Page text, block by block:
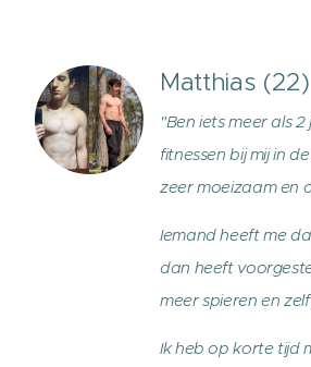
Matthias (22)
"Ben iets meer als
fitnessen bij mij in
zeer moeizaam en
Iemand heeft me
dan heeft
meer spieren en
Ik heb op korte tijd